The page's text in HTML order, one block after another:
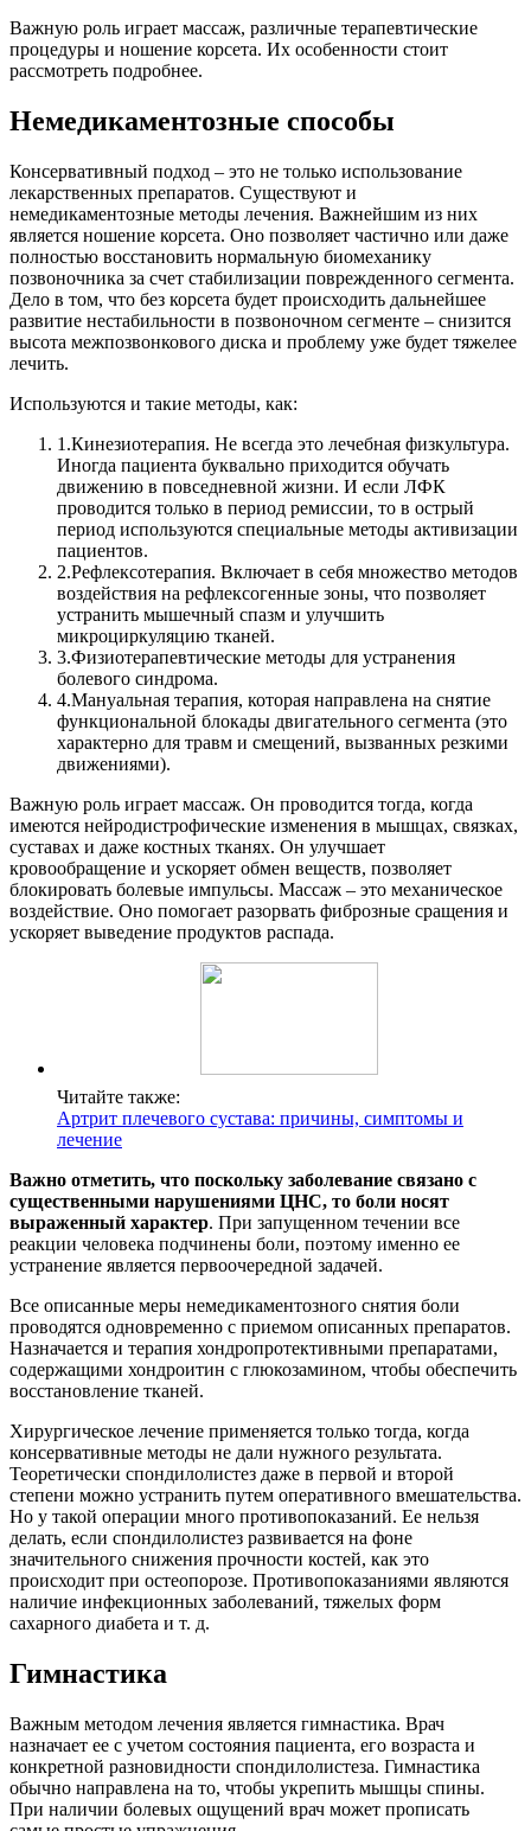
Важную роль играет массаж, различные терапевтические
процедуры и ношение корсета. Их особенности стоит
рассмотреть подробнее.
Немедикаментозные способы
Консервативный подход – это не только использование
лекарственных препаратов. Существуют и
немедикаментозные методы лечения. Важнейшим из них
является ношение корсета. Оно позволяет частично или даже
полностью восстановить нормальную биомеханику
позвоночника за счет стабилизации поврежденного сегмента.
Дело в том, что без корсета будет происходить дальнейшее
развитие нестабильности в позвоночном сегменте – снизится
высота межпозвонкового диска и проблему уже будет тяжелее
лечить.
Используются и такие методы, как:
1.Кинезиотерапия. Не всегда это лечебная физкультура.
Иногда пациента буквально приходится обучать
движению в повседневной жизни. И если ЛФК
проводится только в период ремиссии, то в острый
период используются специальные методы активизации
пациентов.
2.Рефлексотерапия. Включает в себя множество методов
воздействия на рефлексогенные зоны, что позволяет
устранить мышечный спазм и улучшить
микроциркуляцию тканей.
3.Физиотерапевтические методы для устранения
болевого синдрома.
4.Мануальная терапия, которая направлена на снятие
функциональной блокады двигательного сегмента (это
характерно для травм и смещений, вызванных резкими
движениями).
Важную роль играет массаж. Он проводится тогда, когда
имеются нейродистрофические изменения в мышцах, связках,
суставах и даже костных тканях. Он улучшает
кровообращение и ускоряет обмен веществ, позволяет
блокировать болевые импульсы. Массаж – это механическое
воздействие. Оно помогает разорвать фиброзные сращения и
ускоряет выведение продуктов распада.
Читайте также:
Артрит плечевого сустава: причины, симптомы и
лечение
Важно отметить, что поскольку заболевание связано с
существенными нарушениями ЦНС, то боли носят
выраженный характер. При запущенном течении все
реакции человека подчинены боли, поэтому именно ее
устранение является первоочередной задачей.
Все описанные меры немедикаментозного снятия боли
проводятся одновременно с приемом описанных препаратов.
Назначается и терапия хондропротективными препаратами,
содержащими хондроитин с глюкозамином, чтобы обеспечить
восстановление тканей.
Хирургическое лечение применяется только тогда, когда
консервативные методы не дали нужного результата.
Теоретически спондилолистез даже в первой и второй
степени можно устранить путем оперативного вмешательства.
Но у такой операции много противопоказаний. Ее нельзя
делать, если спондилолистез развивается на фоне
значительного снижения прочности костей, как это
происходит при остеопорозе. Противопоказаниями являются
наличие инфекционных заболеваний, тяжелых форм
сахарного диабета и т. д.
Гимнастика
Важным методом лечения является гимнастика. Врач
назначает ее с учетом состояния пациента, его возраста и
конкретной разновидности спондилолистеза. Гимнастика
обычно направлена на то, чтобы укрепить мышцы спины.
При наличии болевых ощущений врач может прописать